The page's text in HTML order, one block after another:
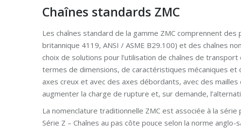
Chaînes standards ZMC
Les chaînes standard de la gamme ZMC comprennent
britannique 4119, ANSI / ASME B29.100) et des chaînes
choix de solutions pour l’utilisation de chaînes de
termes de dimensions, de caractéristiques mécaniques et
axes creux et avec des axes débordants, avec des
augmenter la charge de rupture et, sur demande,
La nomenclature traditionnelle ZMC est associée à la série
Série Z – Chaînes au pas côte pouce selon la norme anglo-